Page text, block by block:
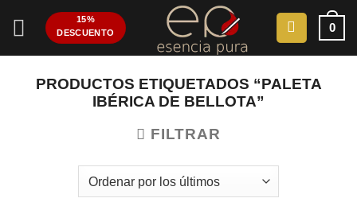
contenido
15%
DESCUENTO
0
PRODUCTOS ETIQUETADOS “PALETA
IBÉRICA DE BELLOTA”
FILTRAR